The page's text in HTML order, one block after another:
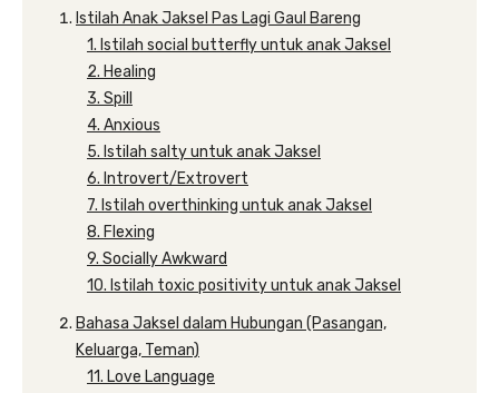
Istilah Anak Jaksel Pas Lagi Gaul Bareng
1. Istilah social butterfly untuk anak Jaksel
2. Healing
3. Spill
4. Anxious
5. Istilah salty untuk anak Jaksel
6. Introvert/Extrovert
7. Istilah overthinking untuk anak Jaksel
8. Flexing
9. Socially Awkward
10. Istilah toxic positivity untuk anak Jaksel
Bahasa Jaksel dalam Hubungan (Pasangan,
Keluarga, Teman)
11. Love Language